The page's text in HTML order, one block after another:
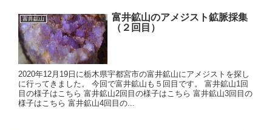
富井鉱山
富井鉱山のアメジスト鉱脈採集
（２回目）
2020年12月19日に栃木県宇都宮市の富井鉱山にアメジストを探し
に行ってきました。 今回で富井鉱山も５回目です。 富井鉱山1回
目の様子はこちら 富井鉱山2回目の様子はこちら 富井鉱山3回目の
様子はこちら 富井鉱山4回目の...